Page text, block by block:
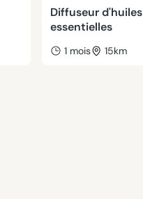
Diffuseur d'huiles
essentielles
1 mois 15km